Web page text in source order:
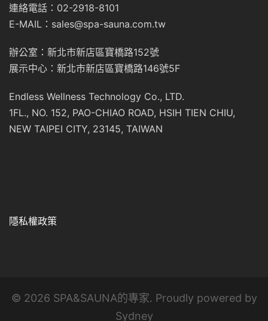
連絡電話：02-2918-8101
E-MAIL：sales@spa-sauna.com.tw
辦公室：新北市新店區寶橋路152號
展示中心：新北市新店區寶橋路146號5F
Endless Wellness Technology Co., LTD.
1FL., NO. 152, PAO-CHIAO ROAD, HSIH TIEN CHIU,
NEW TAIPEI CITY, 23145, TAIWAN
隱私權政策
© 2026 SPA&SAUNA的專家. Proudly powered by
Sydney